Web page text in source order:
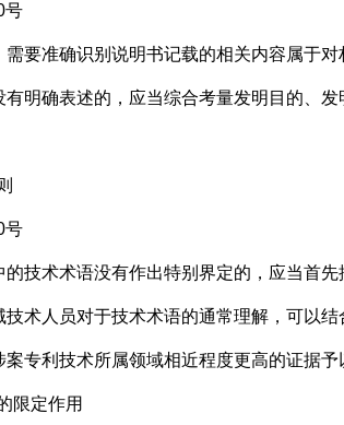
号
准确识别说明书记载的相关内容属于对
明确表述的，应当综合考量发明目的、
号
术术语没有作出特别界定的，应当首先
术人员对于技术术语的通常理解，可以
专利技术所属领域相近程度更高的证据予
限定作用